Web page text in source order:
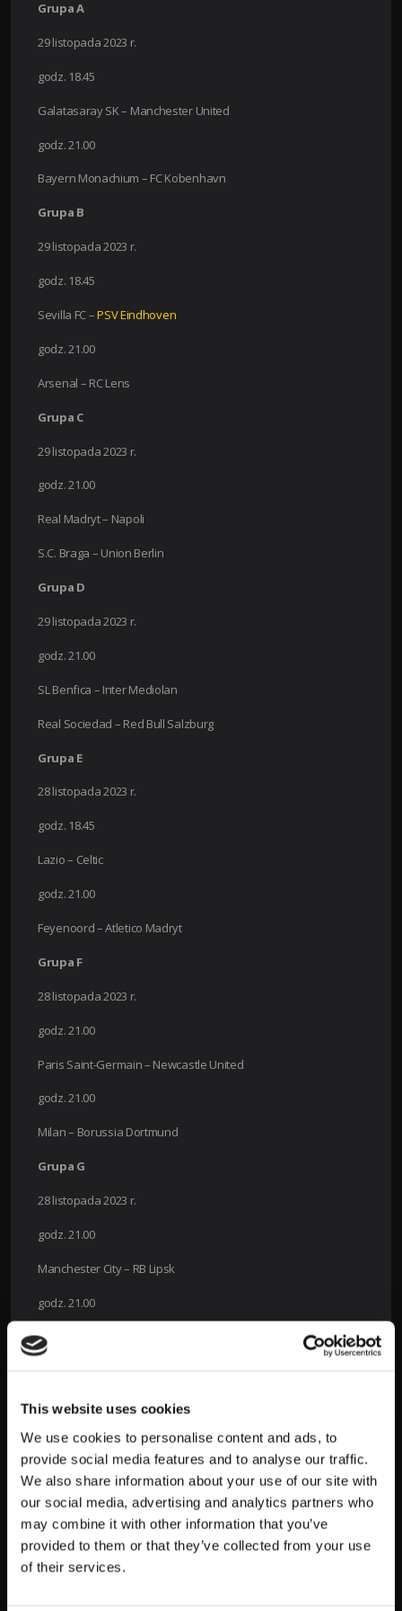
This website uses cookies
We use cookies to personalise content and ads, to
provide social media features and to analyse our traffic.
We also share information about your use of our site with
our social media, advertising and analytics partners who
may combine it with other information that you’ve
provided to them or that they’ve collected from your use
of their services.
Grupa A
29 listopada 2023 r.
godz. 18.45
Galatasaray SK – Manchester United
godz. 21.00
Bayern Monachium – FC Kobenhavn
Grupa B
29 listopada 2023 r.
godz. 18.45
Sevilla FC –PSV Eindhoven
godz. 21.00
Arsenal – RC Lens
Grupa C
29 listopada 2023 r.
godz. 21.00
Real Madryt – Napoli
S.C. Braga – Union Berlin
Grupa D
29 listopada 2023 r.
godz. 21.00
SL Benfica – Inter Mediolan
Real Sociedad – Red Bull Salzburg
Grupa E
28 listopada 2023 r.
godz. 18.45
Lazio – Celtic
godz. 21.00
Feyenoord – Atletico Madryt
Grupa F
28 listopada 2023 r.
godz. 21.00
Paris Saint-Germain – Newcastle United
godz. 21.00
Milan – Borussia Dortmund
Grupa G
28 listopada 2023 r.
godz. 21.00
Manchester City – RB Lipsk
godz. 21.00
BSC Young Boys – FK Crvena Zvezda
28 listopada 2023 r.
godz. 18.45
Szachtar Donieck – Royal Antwerp
godz. 21.00
FC Barcelona – FC Porto
Drużyny, które mają szansę na